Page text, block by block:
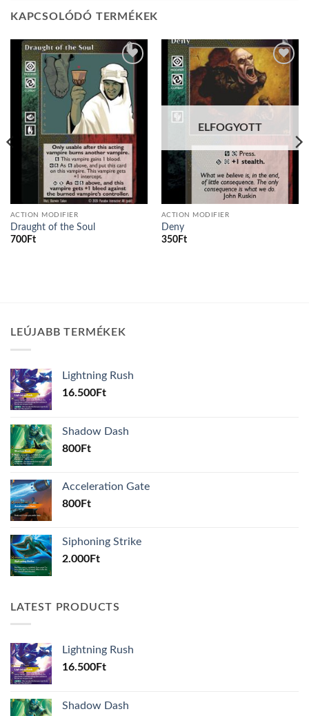
KAPCSOLÓDÓ TERMÉKEK
Add to
wishlist
ACTION MODIFIER
Draught of the Soul
700Ft
Add to
wishlist
ELFOGYOTT
ACTION MODIFIER
Deny
350Ft
LEÚJABB TERMÉKEK
Lightning Rush
16.500Ft
Shadow Dash
800Ft
Acceleration Gate
800Ft
Siphoning Strike
2.000Ft
LATEST PRODUCTS
Lightning Rush
16.500Ft
Shadow Dash